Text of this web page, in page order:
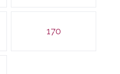
170